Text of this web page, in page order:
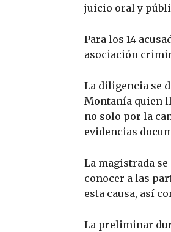
juicio oral y
Para los 14
asociación
La diligencia se
Montanía quien
no solo por la
evidencias
La magistrada
conocer a las
esta causa, así
La preliminar